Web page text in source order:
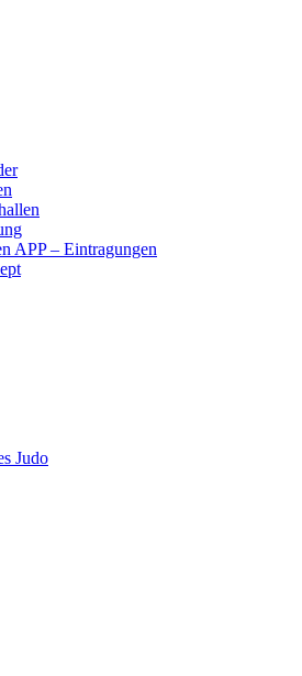
APP – Eintragungen
Judo